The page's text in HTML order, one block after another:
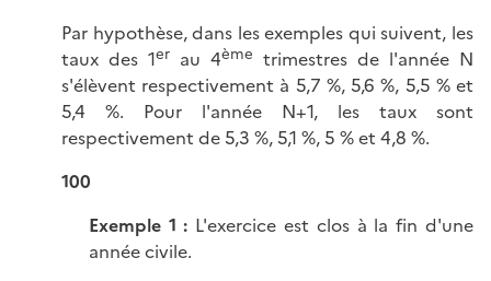
Par hypothèse, dans les exemples qui suivent, les
taux des 1er au 4ème trimestres de l'année N
s'élèvent respectivement à 5,7 %, 5,6 %, 5,5 %et
5,4 %. Pour l'année N+1, les taux sont
respectivement de 5,3 %, 5,1 %, 5 %et 4,8 %.
100
Exemple 1 : L'exercice est clos à la fin d'une
année civile.